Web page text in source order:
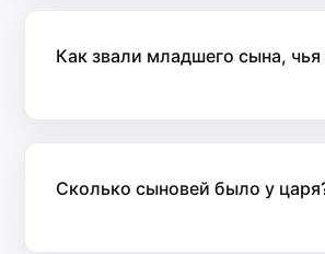
Как звали младшего сына,
Сколько сыновей было у